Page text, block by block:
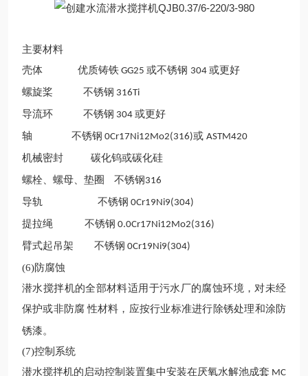
主要材料
壳体
优质铸铁 GG25 或不锈钢 304 或更好
螺旋桨
不锈钢 316Ti
导流环 不锈钢 304 或更好
轴
不锈钢 0Cr17Ni12Mo2(316)或 ASTM420
机械密封
碳化钨或碳化硅
螺栓、螺母、垫圈
不锈钢316
导轨 不锈钢 0Cr19Ni9(304)
提拉绳 不锈钢 0.0Cr17Ni12Mo2(316)
臂式起吊架 不锈钢 0Cr19Ni9(304)
(6)防腐蚀
潜水搅拌机的全部材料适用于污水厂的腐蚀环境，对未经
保护或非防腐 性材料，应按行业标准进行除锈处理和涂防
锈漆。
(7)控制系统
潜水搅拌机的启动控制装置集中安装在厌氧水解池成套 MC